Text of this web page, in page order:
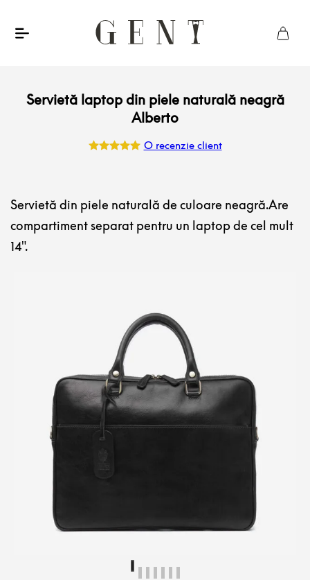
Servietă laptop din piele naturală neagră
Alberto
singure
evaluări
O recenzie client
Servietă din piele naturală de culoare neagră.Are
compartiment separat pentru un laptop de cel mult
14".